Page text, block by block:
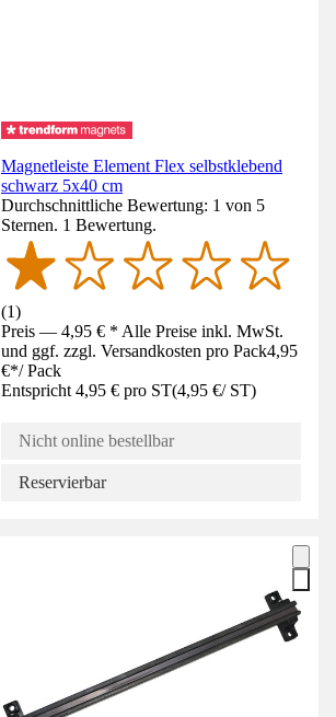
Magnetleiste Element Flex selbstklebend
schwarz 5x40 cm
Durchschnittliche Bewertung: 1 von 5
Sternen. 1 Bewertung.
(1)
Preis — 4,95 € * Alle Preise inkl. MwSt.
und ggf. zzgl. Versandkosten pro Pack4,95
€*/ Pack
Entspricht 4,95 € pro ST(4,95 €/ ST)
Nicht online bestellbar
Reservierbar